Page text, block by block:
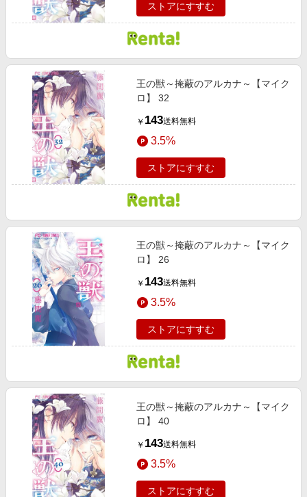
ストアにすすむ
王の獣～掩蔽のアルカナ～【マイク
ロ】 32
￥ 143送料無料
3.5%
ストアにすすむ
王の獣～掩蔽のアルカナ～【マイク
ロ】 26
￥ 143送料無料
3.5%
ストアにすすむ
王の獣～掩蔽のアルカナ～【マイク
ロ】 40
￥ 143送料無料
3.5%
ストアにすすむ